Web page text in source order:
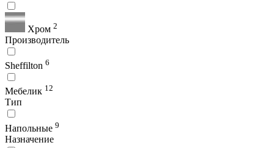
Хром 2
Производитель
Sheffilton 6
Мебелик 12
Тип
Напольные 9
Назначение